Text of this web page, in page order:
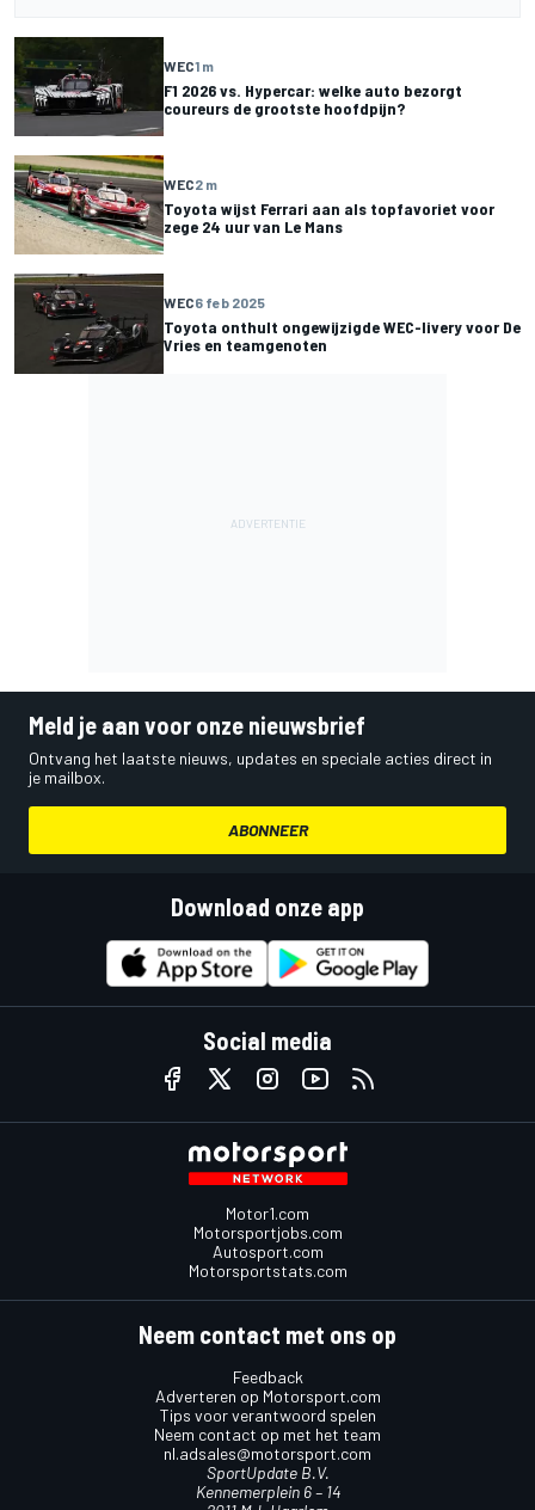
WEC1 m
F1 2026 vs. Hypercar: welke auto bezorgt
coureurs de grootste hoofdpijn?
WEC2 m
Toyota wijst Ferrari aan als topfavoriet voor
zege 24 uur van Le Mans
WEC6 feb 2025
Toyota onthult ongewijzigde WEC-livery voor De
Vries en teamgenoten
Meld je aan voor onze nieuwsbrief
Ontvang het laatste nieuws, updates en speciale acties direct in
je mailbox.
ABONNEER
Download onze app
Social media
Motor1.com
Motorsportjobs.com
Autosport.com
Motorsportstats.com
Neem contact met ons op
Feedback
Adverteren op Motorsport.com
Tips voor verantwoord spelen
Neem contact op met het team
nl.adsales@motorsport.com
SportUpdate B.V.
Kennemerplein 6 – 14